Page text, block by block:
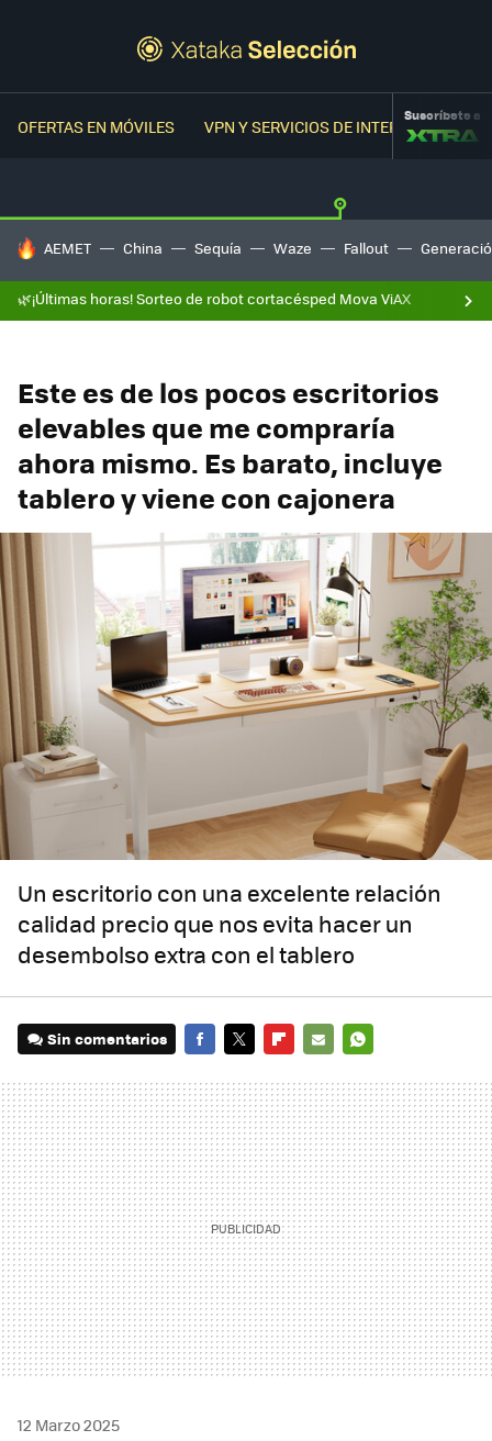
OFERTAS EN MÓVILES VPN Y SERVICIOS DE INTERNETSuscríbete a
HOY SE HABLA DE
AEMET China Sequía Waze Fallout
🌿¡Últimas horas! Sorteo de robot cortacésped Mova ViAX
Este es de los pocos escritorios
elevables que me compraría
ahora mismo. Es barato, incluye
tablero y viene con cajonera
Un escritorio con una excelente relación
calidad precio que nos evita hacer un
desembolso extra con el tablero
Sin comentarios
MAIL
12 Marzo 2025